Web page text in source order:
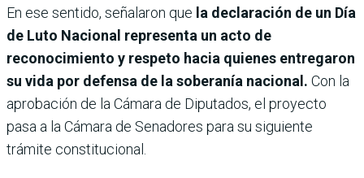
En ese sentido, señalaron que la declaración de un Día
de Luto Nacional representa un acto de
reconocimiento y respeto hacia quienes entregaron
su vida por defensa de la soberanía nacional. Con la
aprobación de la Cámara de Diputados, el proyecto
pasa a la Cámara de Senadores para su siguiente
trámite constitucional.